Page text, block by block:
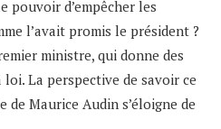
pouvoir d’empêcher les
l’avait promis le président ?
ministre, qui donne des
La perspective de savoir ce
Maurice Audin s’éloigne de